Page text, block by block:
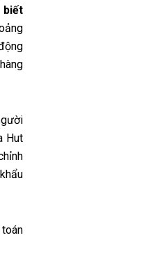
biết
Hut